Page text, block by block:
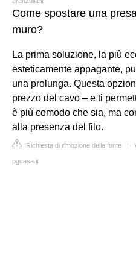
Come spostare una
muro?
La prima soluzione, la più
esteticamente appagante,
una prolunga. Questa
prezzo del cavo – e ti
è più comodo che sia, ma
alla presenza del filo.
Richiesta di rimozione della fonte |
pgcasa.it